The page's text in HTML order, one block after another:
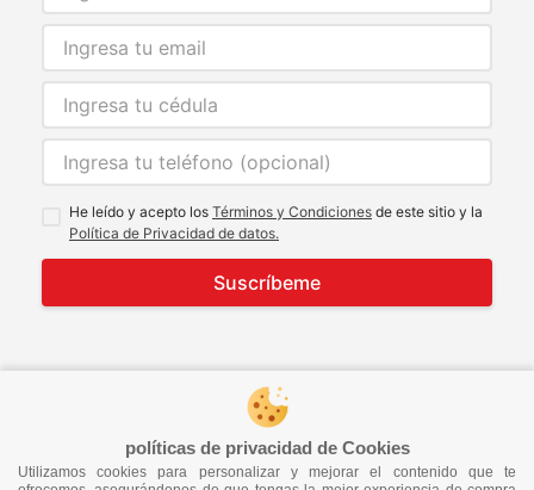
políticas de privacidad de Cookies
Utilizamos cookies para personalizar y mejorar el contenido que te
He leído y acepto los Términos y Condiciones de este sitio y la
Política de Privacidad de datos.
Suscríbeme
© 2021 Todos los derechos reservados
developed by